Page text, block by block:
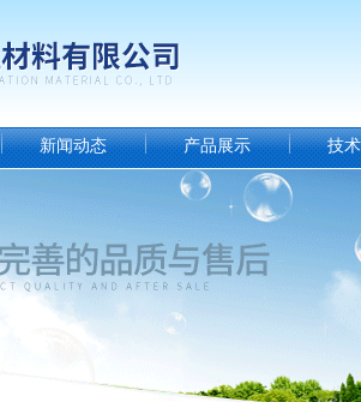
新闻动态 产品展示 技